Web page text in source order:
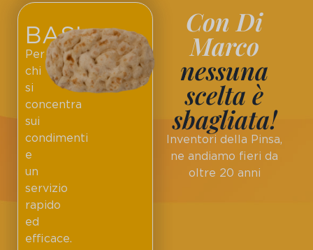
Con Di
Marco
nessuna
scelta è
sbagliata!
Inventori della Pinsa,
ne andiamo fieri da
oltre 20 anni
BASI
Per
chi
si
concentra
sui
condimenti
e
un
servizio
rapido
ed
efficace.